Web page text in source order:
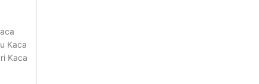
Kaca
Kaca